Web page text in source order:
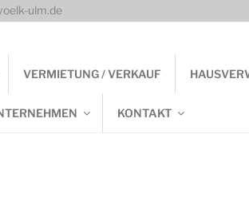
ulm.de
VERMIETUNG / VERKAUF
KONTAKT